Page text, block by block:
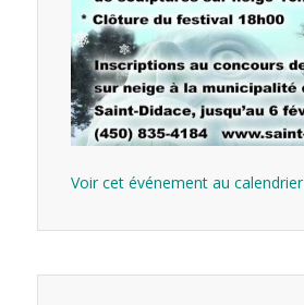
Voir cet événement au calendrier